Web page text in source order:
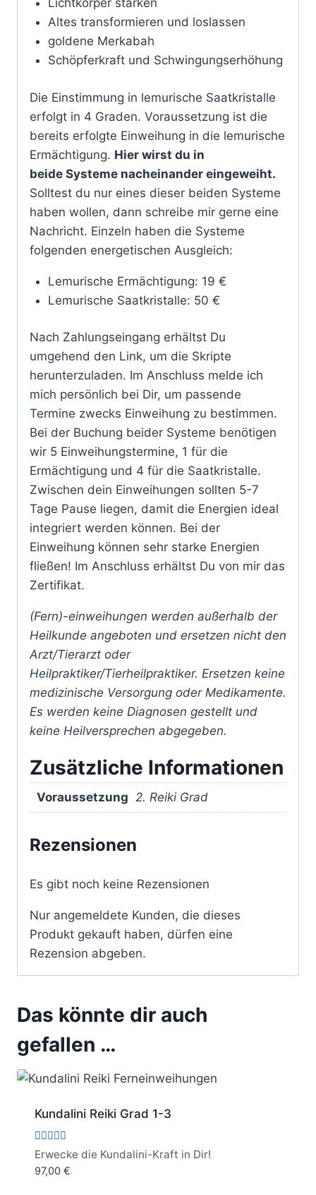
Lichtkörper stärken
Altes transformieren und loslassen
goldene Merkabah
Schöpferkraft und Schwingungserhöhung
Die Einstimmung in lemurische Saatkristalle
erfolgt in 4 Graden. Voraussetzung ist die
bereits erfolgte Einweihung in die lemurische
Ermächtigung. Hier wirst du in
beide Systeme nacheinander eingeweiht.
Solltest du nur eines dieser beiden Systeme
haben wollen, dann schreibe mir gerne eine
Nachricht. Einzeln haben die Systeme
folgenden energetischen Ausgleich:
Lemurische Ermächtigung: 19 €
Lemurische Saatkristalle: 50 €
Nach Zahlungseingang erhältst Du
umgehend den Link, um die Skripte
herunterzuladen. Im Anschluss melde ich
mich persönlich bei Dir, um passende
Termine zwecks Einweihung zu bestimmen.
Bei der Buchung beider Systeme benötigen
wir 5 Einweihungstermine, 1 für die
Ermächtigung und 4 für die Saatkristalle.
Zwischen dein Einweihungen sollten 5-7
Tage Pause liegen, damit die Energien ideal
integriert werden können. Bei der
Einweihung können sehr starke Energien
fließen! Im Anschluss erhältst Du von mir das
Zertifikat.
(Fern)-einweihungen werden außerhalb der
Heilkunde angeboten und ersetzen nicht den
Arzt/Tierarzt oder
Heilpraktiker/Tierheilpraktiker. Ersetzen keine
medizinische Versorgung oder Medikamente.
Es werden keine Diagnosen gestellt und
keine Heilversprechen abgegeben.
Zusätzliche Informationen
Voraussetzung 2. Reiki Grad
Rezensionen
Es gibt noch keine Rezensionen
Nur angemeldete Kunden, die dieses
Produkt gekauft haben, dürfen eine
Rezension abgeben.
Das könnte dir auch
gefallen …
Kundalini Reiki Grad 1-3
Bewertet
mit
5.00
Erwecke die Kundalini-Kraft in Dir!
97,00 €